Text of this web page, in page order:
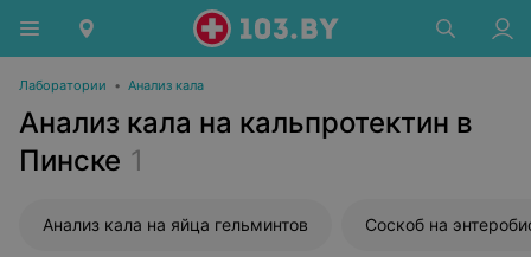
Лаборатории • Анализ кала
Анализ кала на кальпротектин в
Пинске 1
Анализ кала на яйца гельминтов Соскоб на